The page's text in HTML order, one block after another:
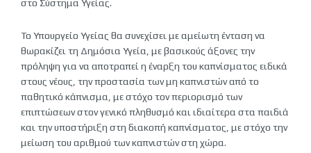
στο Σύστημα Υγείας.
Το Υπουργείο Υγείας θα συνεχίσει με αμείωτη ένταση να
θωρακίζει τη Δημόσια Υγεία, με βασικούς άξονες την
πρόληψη για να αποτραπεί η έναρξη του καπνίσματος ειδικά
στους νέους, την προστασία των μη καπνιστών από το
παθητικό κάπνισμα, με στόχο τον περιορισμό των
επιπτώσεων στον γενικό πληθυσμό και ιδιαίτερα στα παιδιά
και την υποστήριξη στη διακοπή καπνίσματος, με στόχο την
μείωση του αριθμού των καπνιστών στη χώρα.